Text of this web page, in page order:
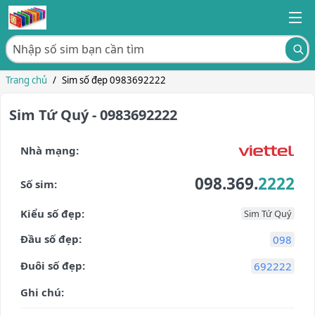
Trang chủ / Sim số đẹp 0983692222
Sim Tứ Quý - 0983692222
Nhà mạng:
Số sim: 098.369.2222
Kiểu số đẹp: Sim Tứ Quý
Đầu số đẹp:
098
Đuôi số đẹp:
692222
Ghi chú: